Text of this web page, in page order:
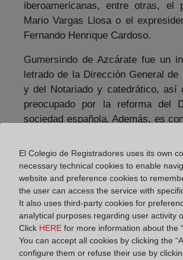
iberoamericanas, entre otras, el
Mario Vargas Llosa o el
Fernando Henrique Cardoso.
Gumersindo de Azcárate fue un
letrado de la Dirección General de
y del Notariado y catedrático, así
preocupado por la reforma del
sociedad española. Además, es
Enseñanza.
Oportunamente informaremos de
y lugar de entrega del premio.
de que, con el trabajo y
acabaremos con la pandemia.
El Colegio de Registradores uses its own
necessary technical cookies to enable
website and preference cookies to
the user can access the service with
It also uses third-party cookies for
analytical purposes regarding user activity
Click HERE for more information about the
You can accept all cookies by clicking the
configure them or refuse their use by